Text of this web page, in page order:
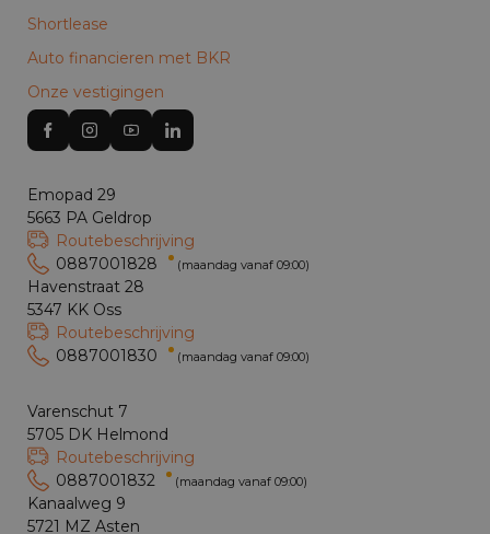
Shortlease
Auto financieren met BKR
Onze vestigingen
Emopad 29
5663 PA Geldrop
Routebeschrijving
0887001828
(maandag vanaf 09:00)
Havenstraat 28
5347 KK Oss
Routebeschrijving
0887001830
(maandag vanaf 09:00)
Varenschut 7
5705 DK Helmond
Routebeschrijving
0887001832
(maandag vanaf 09:00)
Kanaalweg 9
5721 MZ Asten